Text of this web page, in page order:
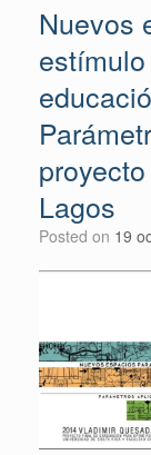
Nuevos
Lagos
Posted on 19